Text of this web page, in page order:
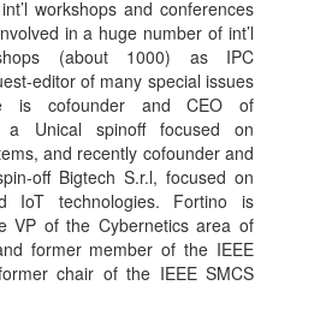
workshops and conferences
in a huge number of int’l
(about 1000) as IPC
editor of many special issues
is cofounder and CEO of
a Unical spinoff focused on
and recently cofounder and
off Bigtech S.r.l, focused on
IoT technologies. Fortino is
VP of the Cybernetics area of
former member of the IEEE
chair of the IEEE SMCS